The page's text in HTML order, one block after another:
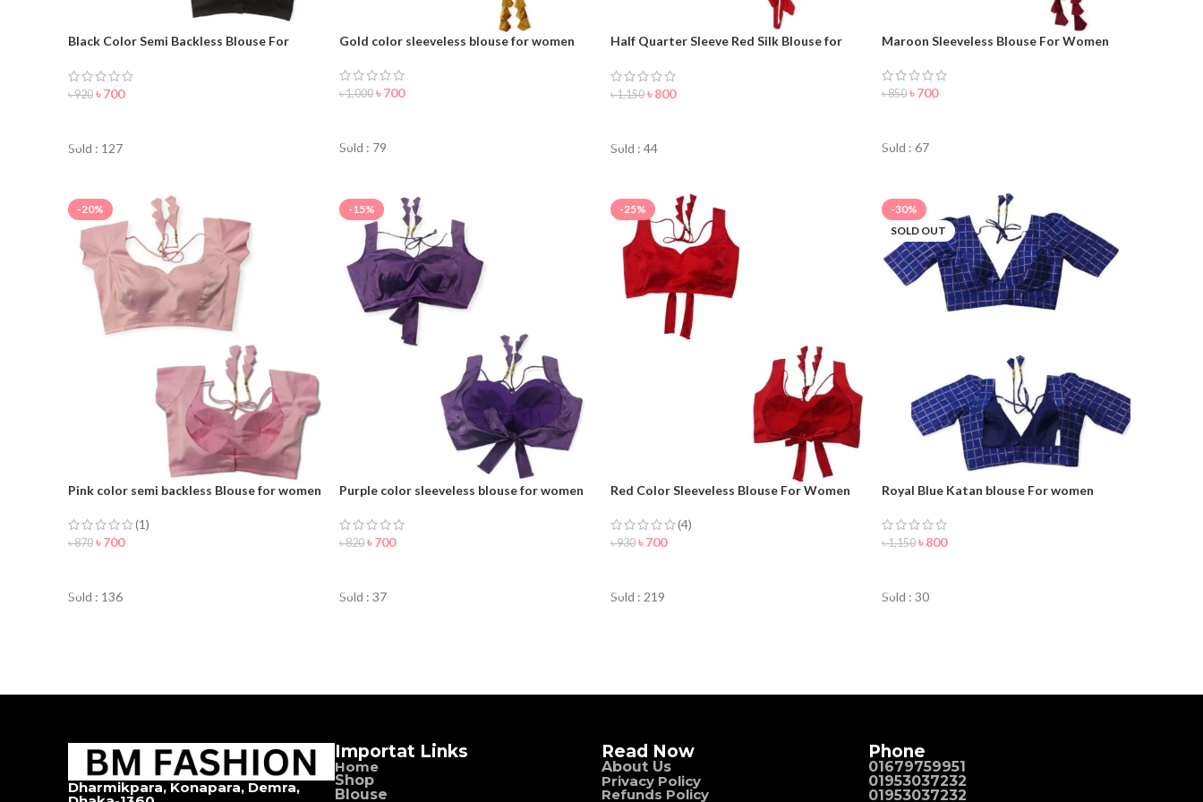
Black Color Semi Backless Blouse For
৳920 ৳700
Sold : 127
Gold color sleeveless blouse for women
৳1,000 ৳700
Sold : 79
Half Quarter Sleeve Red Silk Blouse for
৳1,150 ৳800
Sold : 44
Maroon Sleeveless Blouse For Women
৳850 ৳700
Sold : 67
-20%
Pink color semi backless Blouse for women
(1)
৳870 ৳700
Sold : 136
-15%
Purple color sleeveless blouse for women
৳820 ৳700
Sold : 37
-25%
Red Color Sleeveless Blouse For Women
(4)
৳930 ৳700
Sold : 219
-30%
SOLD OUT
Royal Blue Katan blouse For women
৳1,150 ৳800
Sold : 30
Dharmikpara, Konapara, Demra,
Importat Links
Home
Shop
Blouse
Read Now
About Us
Privacy Policy
Refunds Policy
Phone
01679759951
01953037232
01953037232